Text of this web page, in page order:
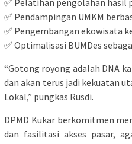
✅ Pelatihan pengolahan hasil
✅ Pendampingan UMKM
✅ Pengembangan ekowisata
✅ Optimalisasi BUMDes
“Gotong royong adalah DNA
dan akan terus jadi kekuatan
Lokal,” pungkas Rusdi.
DPMD Kukar berkomitmen
dan fasilitasi akses pasar,